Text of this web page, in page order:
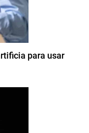
para usar